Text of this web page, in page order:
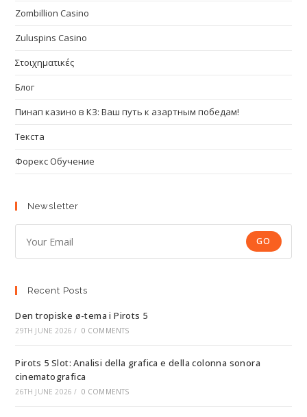
Zombillion Casino
Zuluspins Casino
Στοιχηματικές
Блог
Пинап казино в КЗ: Ваш путь к азартным победам!
Текста
Форекс Обучение
Newsletter
GO
Recent Posts
Den tropiske ø-tema i Pirots 5
29TH JUNE 2026 / 0 COMMENTS
Pirots 5 Slot: Analisi della grafica e della colonna sonora
cinematografica
26TH JUNE 2026 / 0 COMMENTS